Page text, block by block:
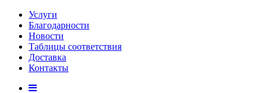
Услуги
Благодарности
Новости
Таблицы соответствия
Доставка
Контакты